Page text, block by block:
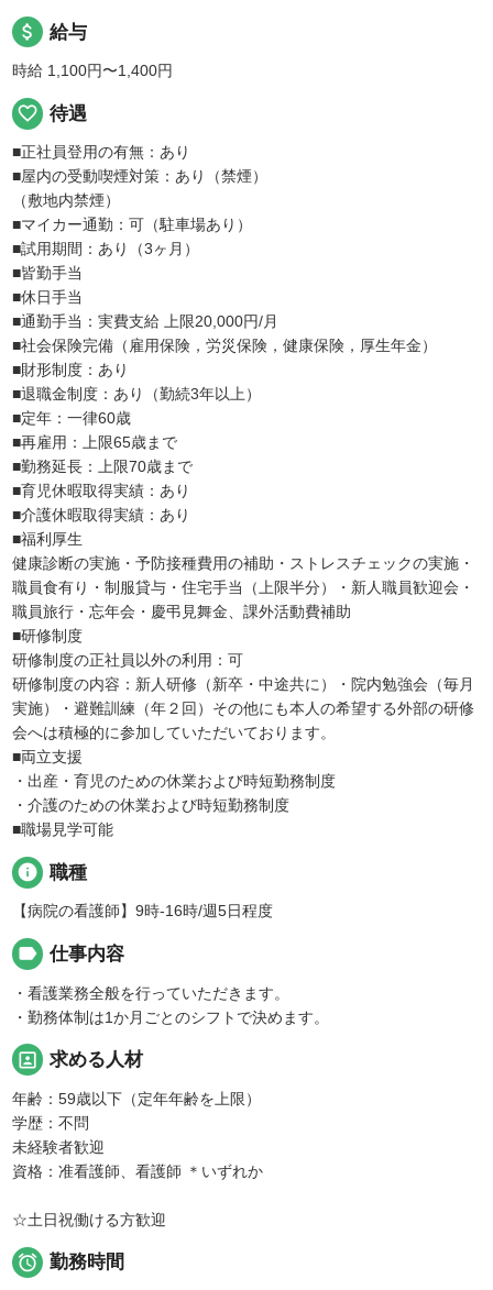
attach_money 給与
時給 1,100円〜1,400円
favorite_border 待遇
■正社員登用の有無：あり
■屋内の受動喫煙対策：あり（禁煙）
（敷地内禁煙）
■マイカー通勤：可（駐車場あり）
■試用期間：あり（3ヶ月）
■皆勤手当
■休日手当
■通勤手当：実費支給 上限20,000円/月
■社会保険完備（雇用保険，労災保険，健康保険，厚生年金）
■財形制度：あり
■退職金制度：あり（勤続3年以上）
■定年：一律60歳
■再雇用：上限65歳まで
■勤務延長：上限70歳まで
■育児休暇取得実績：あり
■介護休暇取得実績：あり
■福利厚生
健康診断の実施・予防接種費用の補助・ストレスチェックの実施・
職員食有り・制服貸与・住宅手当（上限半分）・新人職員歓迎会・
職員旅行・忘年会・慶弔見舞金、課外活動費補助
■研修制度
研修制度の正社員以外の利用：可
研修制度の内容：新人研修（新卒・中途共に）・院内勉強会（毎月
実施）・避難訓練（年２回）その他にも本人の希望する外部の研修
会へは積極的に参加していただいております。
■両立支援
・出産・育児のための休業および時短勤務制度
・介護のための休業および時短勤務制度
■職場見学可能
info 職種
【病院の看護師】9時-16時/週5日程度
label 仕事内容
・看護業務全般を行っていただきます。
・勤務体制は1か月ごとのシフトで決めます。
portrait 求める人材
年齢：59歳以下（定年年齢を上限）
学歴：不問
未経験者歓迎
資格：准看護師、看護師 ＊いずれか
☆土日祝働ける方歓迎
 勤務時間